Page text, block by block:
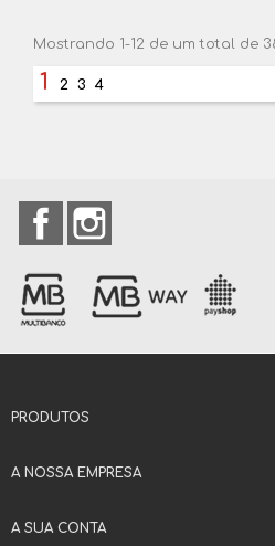
Mostrando 1-12 de um total de
1 2 3 4
Facebook
PRODUTOS
A NOSSA EMPRESA
A SUA CONTA